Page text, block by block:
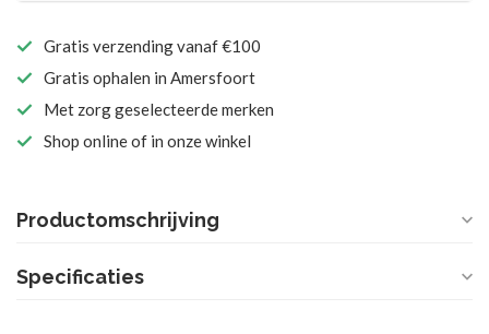
Gratis verzending vanaf €100
Gratis ophalen in Amersfoort
Met zorg geselecteerde merken
Shop online of in onze winkel
Productomschrijving
Specificaties